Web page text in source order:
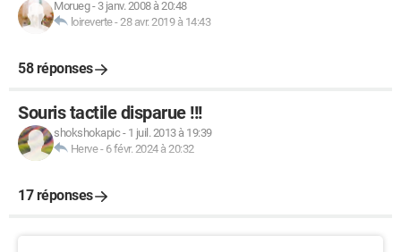
Morueg- 3 janv. 2008 à 20:48
loireverte-28 avr. 2019 à 14:43
58 réponses
Souris tactile disparue !!!
shokshokapic - 1 juil. 2013 à 19:39
Herve- 6 févr. 2024 à 20:32
17 réponses